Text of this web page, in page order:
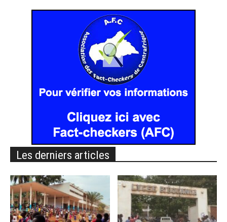
Les derniers articles